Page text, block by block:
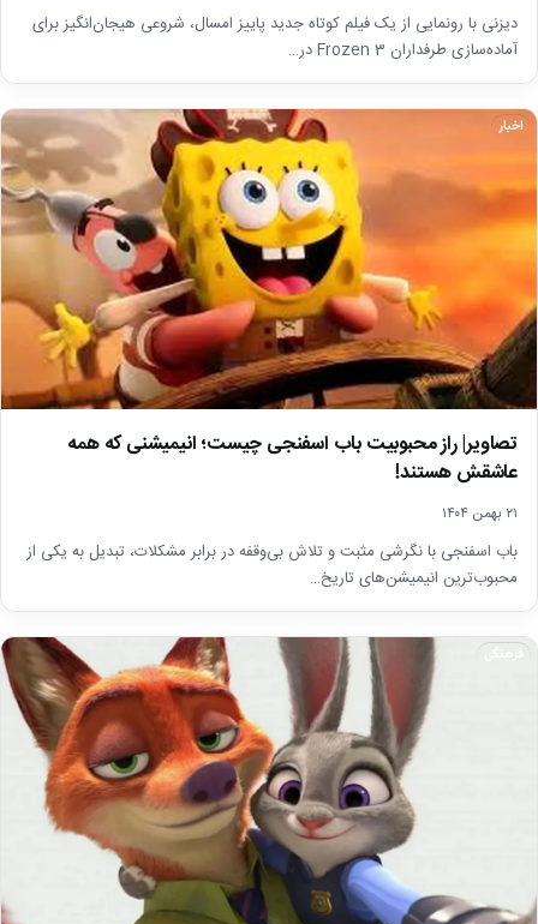
دیزنی با رونمایی از یک فیلم کوتاه جدید پاییز امسال، شروعی هیجان‌انگیز برای
آماده‌سازی طرفداران Frozen 3 در…
اخبار
تصاویر| راز محبوبیت باب اسفنجی چیست؛ انیمیشنی که همه
عاشقش هستند!
۲۱ بهمن ۱۴۰۴
باب اسفنجی با نگرشی مثبت و تلاش بی‌وقفه در برابر مشکلات، تبدیل به یکی از
محبوب‌ترین انیمیشن‌های تاریخ…